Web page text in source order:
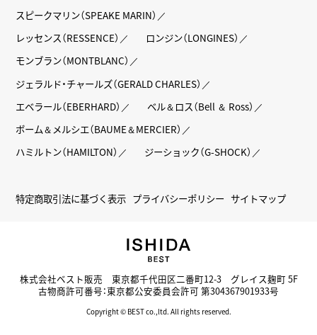
スピークマリン（SPEAKE MARIN）
レッセンス（RESSENCE）
ロンジン（LONGINES）
モンブラン（MONTBLANC）
ジェラルド・チャールズ（GERALD CHARLES）
エベラール（EBERHARD）
ベル＆ロス（Bell ＆ Ross）
ボーム＆メルシエ（BAUME＆MERCIER）
ハミルトン（HAMILTON）
ジーショック（G-SHOCK）
特定商取引法に基づく表示 プライバシーポリシー サイトマップ
株式会社ベスト販売 東京都千代田区二番町12-3 グレイス麹町 5F
古物商許可番号：東京都公安委員会許可 第304367901933号
Copyright © BEST co.,ltd. All rights reserved.